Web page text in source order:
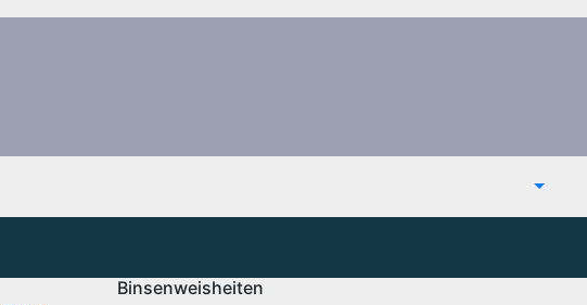
Binsenweisheiten